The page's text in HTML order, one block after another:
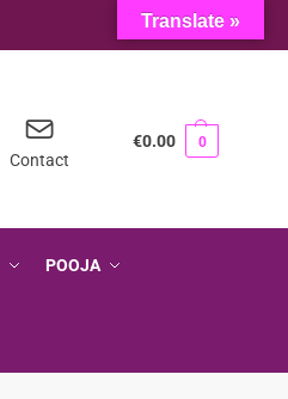
Contact
€0.00 0
POOJA
Translate »